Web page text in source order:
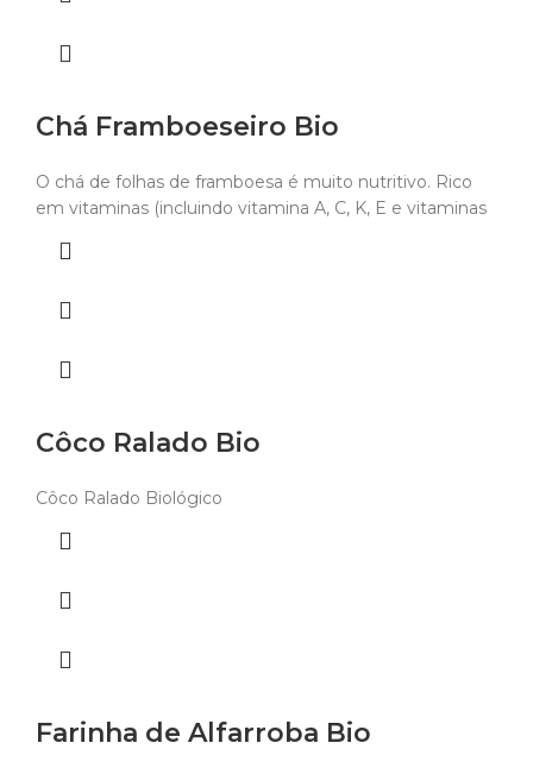
Chá Framboeseiro Bio
O chá de folhas de framboesa é muito nutritivo. Rico
em vitaminas (incluindo vitamina A, C, K, E e vitaminas
Côco Ralado Bio
Côco Ralado Biológico
Farinha de Alfarroba Bio